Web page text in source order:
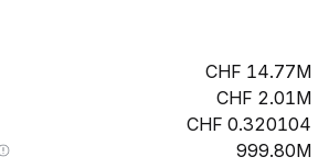
14.77M
2.01M
0.320104
999.80M